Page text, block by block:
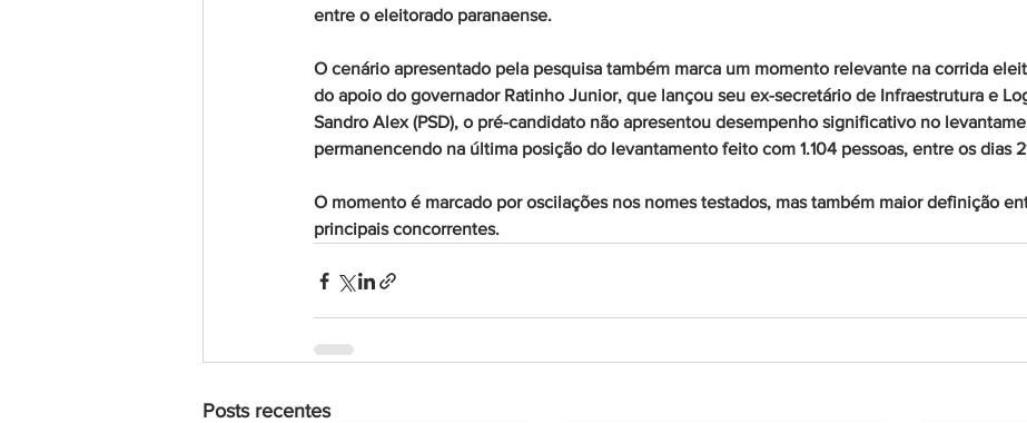
entre o eleitorado paranaense.
O cenário apresentado pela pesquisa também marca um momento relevante na corrida
do apoio do governador Ratinho Junior, que lançou seu ex-secretário de Infraestrutura e
Sandro Alex (PSD), o pré-candidato não apresentou desempenho significativo no
permanencendo na última posição do levantamento feito com 1.104 pessoas, entre os dias
O momento é marcado por oscilações nos nomes testados, mas também maior definição
principais concorrentes.
Posts recentes